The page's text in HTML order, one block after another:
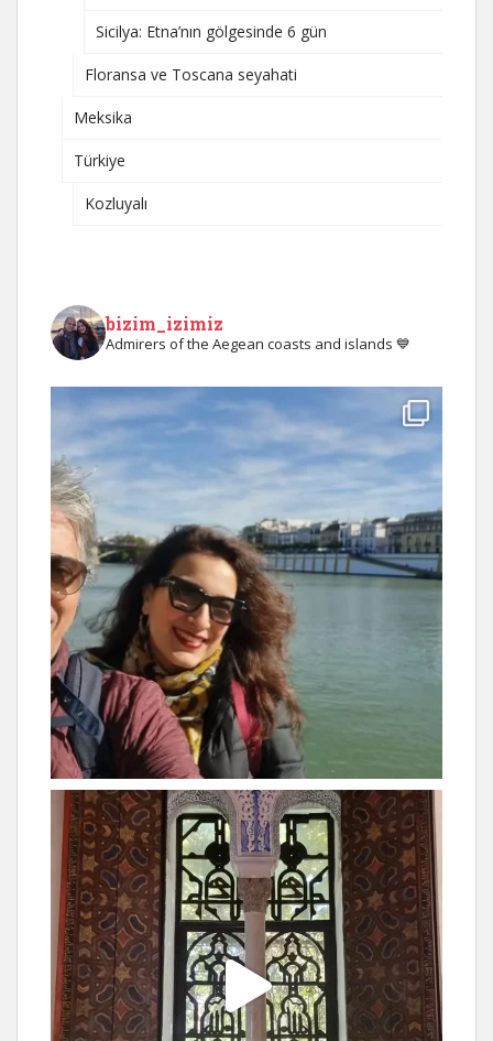
Sicilya: Etna’nın gölgesinde 6 gün
Floransa ve Toscana seyahati
Meksika
Türkiye
Kozluyalı
bizim_izimiz
Admirers of the Aegean coasts and islands 💙